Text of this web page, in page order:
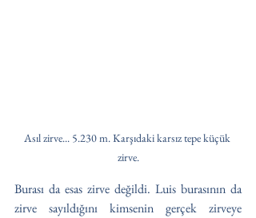
Asıl zirve... 5.230 m. Karşıdaki karsız tepe küçük
zirve.
Burası da esas zirve değildi. Luis burasının da
zirve sayıldığını kimsenin gerçek zirveye